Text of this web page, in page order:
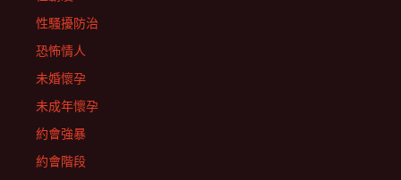
性騷擾防治
恐怖情人
未婚懷孕
未成年懷孕
約會強暴
約會階段